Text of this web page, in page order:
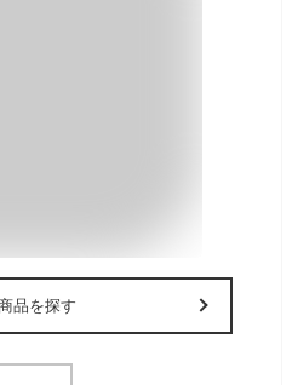
品を探す